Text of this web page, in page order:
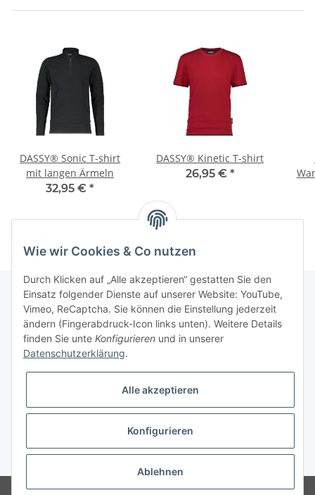
DASSY® Sonic T-shirt
mit langen Ärmeln
32,95 € *
DASSY® Kinetic T-shirt
26,95 € *
Informationen
Gesetzliche Informationen
* Alle Preise inkl. gesetzlicher USt., zzgl.Versand
Wie wir Cookies & Co nutzen
Durch Klicken auf „Alle akzeptieren“ gestatten Sie den
Einsatz folgender Dienste auf unserer Website: YouTube,
Vimeo, ReCaptcha. Sie können die Einstellung jederzeit
ändern (Fingerabdruck-Icon links unten). Weitere Details
finden Sie unte Konfigurieren und in unserer
Datenschutzerklärung.
Alle akzeptieren
Konfigurieren
Ablehnen